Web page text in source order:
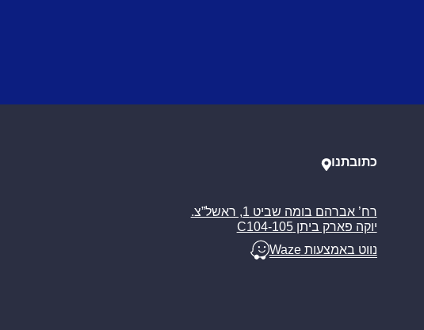
כתובתנו
רח’ אברהם בומה שביט 1, ראשל”צ.
יוקה פארק ביתן C104-105
נווט באמצעות Waze